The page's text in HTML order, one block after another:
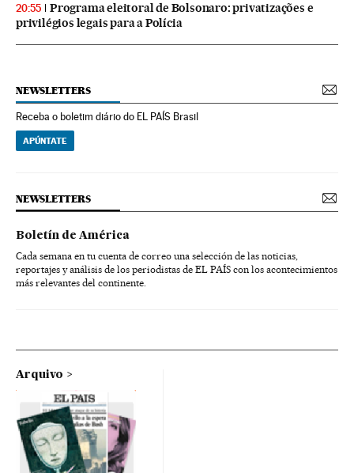
20:55
Programa eleitoral de Bolsonaro: privatizações e
privilégios legais para a Polícia
NEWSLETTERS
Receba o boletim diário do EL PAÍS Brasil
APÚNTATE
NEWSLETTERS
Boletín de América
Cada semana en tu cuenta de correo una selección de las noticias,
reportajes y análisis de los periodistas de EL PAÍS con los acontecimientos
más relevantes del continente.
Arquivo